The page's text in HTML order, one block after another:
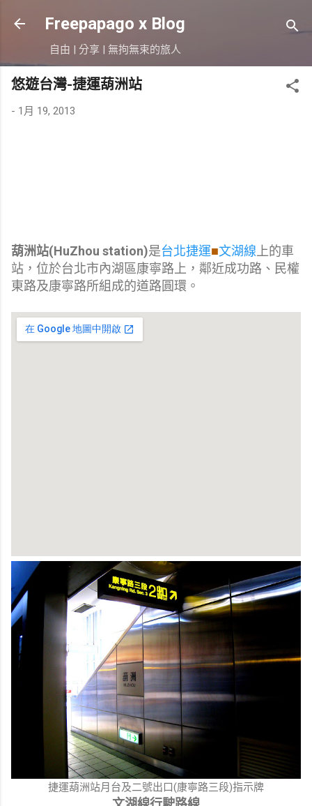
跳到主要內容
Freepapago x Blog
自由 | 分享 | 無拘無束的旅人
悠遊台灣-捷運葫洲站
- 1月 19, 2013
葫洲站(HuZhou station)是台北捷運■文湖線 上的車
站，位於台北市內湖區康寧路上，鄰近成功路、民權
東路及康寧路所組成的道路圓環。
捷運葫洲站月台及二號出口(康寧路三段)指示牌